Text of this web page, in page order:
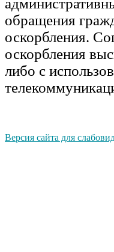
обращения
оскорбления.
оскорбления
либо с
Версия сайта для